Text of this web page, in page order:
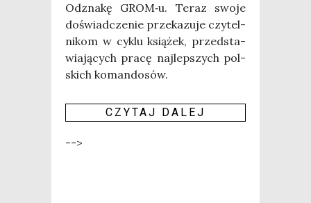
Odzna­kę GROM‑u. Teraz swo­je
doświad­cze­nie prze­ka­zu­je czy­tel­
ni­kom w cyklu ksią­żek, przed­sta­
wia­ją­cych pra­cę naj­lep­szych pol­
skich koman­do­sów.
CZY­TAJ DALEJ
-->